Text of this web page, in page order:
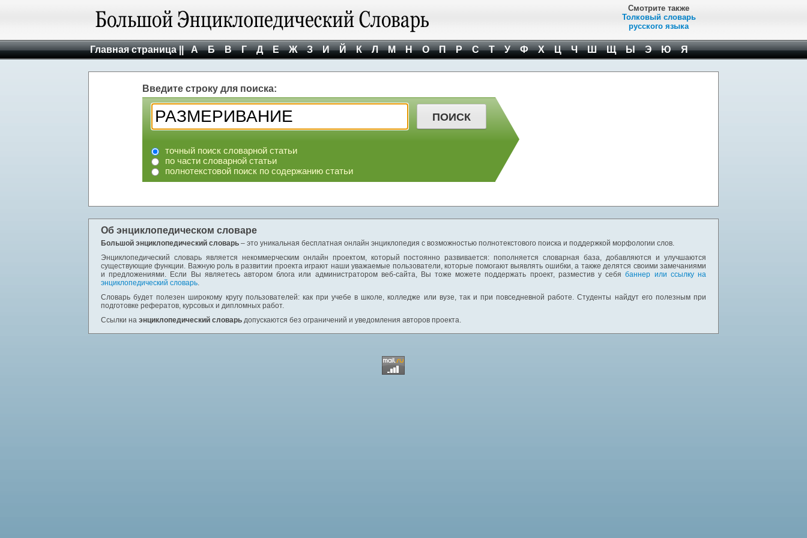
Смотрите также
Толковый словарь
русского языка
Главная страница || А Б В Г Д Е Ж З И Й К Л М Н О П Р С Т У Ф Х Ц Ч Ш Щ Ы Э Ю Я
Введите строку для поиска:
точный поиск словарной статьи
по части словарной статьи
полнотекстовой поиск по содержанию статьи
Об энциклопедическом словаре
Большой энциклопедический словарь – это уникальная бесплатная онлайн энциклопедия с возможностью полнотекстового поиска и поддержкой морфологии слов.
Энциклопедический словарь является некоммерческим онлайн проектом, который постоянно развивается: пополняется словарная база, добавляются и улучшаются
существующие функции. Важную роль в развитии проекта играют наши уважаемые пользователи, которые помогают выявлять ошибки, а также делятся своими замечаниями
и предложениями. Если Вы являетесь автором блога или администратором веб-сайта, Вы тоже можете поддержать проект, разместив у себябаннер или ссылку на
энциклопедический словарь.
Словарь будет полезен широкому кругу пользователей: как при учебе в школе, колледже или вузе, так и при повседневной работе. Студенты найдут его полезным при
подготовке рефератов, курсовых и дипломных работ.
Ссылки на энциклопедический словарь допускаются без ограничений и уведомления авторов проекта.